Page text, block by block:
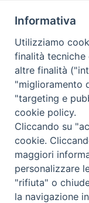
DIOCESI
Contatti:
E-
Orari: dal
Lunedì,
Informativa
Utilizziamo
finalità tecniche
altre finalità
"miglioramento
"targeting e
cookie policy.
Cliccando su
cookie.
maggiori
personalizzare
"rifiuta" o
la navigazione